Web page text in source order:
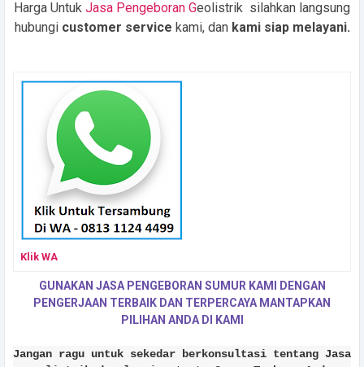
Harga Untuk Jasa Pengeboran Geolistrik silahkan langsung
hubungi customer service kami, dan kami siap melayani.
Klik WA
GUNAKAN JASA PENGEBORAN SUMUR KAMI DENGAN
PENGERJAAN TERBAIK DAN TERPERCAYA MANTAPKAN
PILIHAN ANDA DI KAMI
Jangan ragu untuk sekedar berkonsultasi tentang Jasa